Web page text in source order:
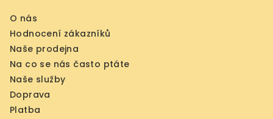
O nás
Hodnocení zákazníků
Naše prodejna
Na co se nás často ptáte
Naše služby
Doprava
Platba